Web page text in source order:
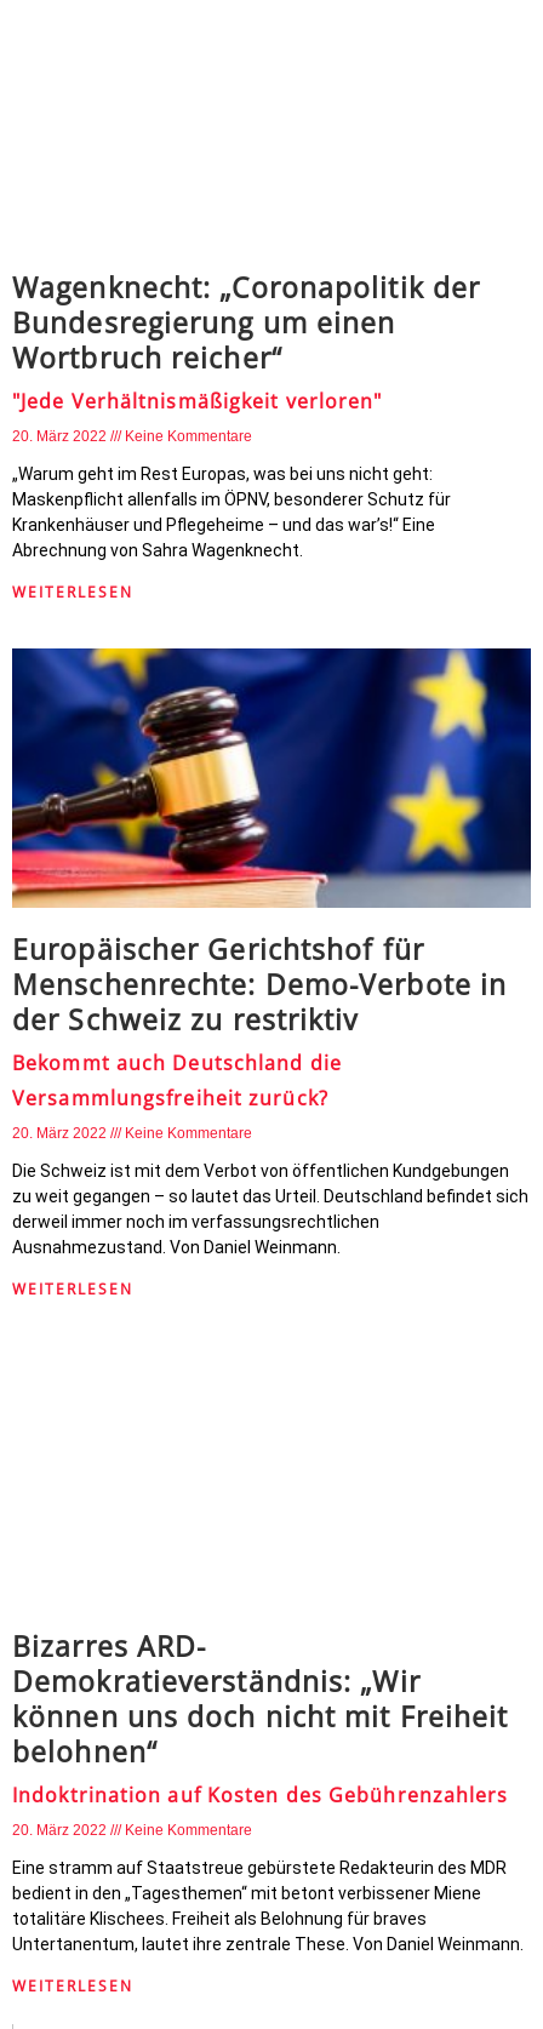
Wagenknecht: „Coronapolitik der
Bundesregierung um einen
Wortbruch reicher“
"Jede Verhältnismäßigkeit verloren"
20. März 2022 Keine Kommentare
„Warum geht im Rest Europas, was bei uns nicht geht:
Maskenpflicht allenfalls im ÖPNV, besonderer Schutz für
Krankenhäuser und Pflegeheime – und das war’s!“ Eine
Abrechnung von Sahra Wagenknecht.
WEITERLESEN
Europäischer Gerichtshof für
Menschenrechte: Demo-Verbote in
der Schweiz zu restriktiv
Bekommt auch Deutschland die
Versammlungsfreiheit zurück?
20. März 2022 Keine Kommentare
Die Schweiz ist mit dem Verbot von öffentlichen Kundgebungen
zu weit gegangen – so lautet das Urteil. Deutschland befindet sich
derweil immer noch im verfassungsrechtlichen
Ausnahmezustand. Von Daniel Weinmann.
WEITERLESEN
Bizarres ARD-
Demokratieverständnis: „Wir
können uns doch nicht mit Freiheit
belohnen“
Indoktrination auf Kosten des Gebührenzahlers
20. März 2022 Keine Kommentare
Eine stramm auf Staatstreue gebürstete Redakteurin des MDR
bedient in den „Tagesthemen“ mit betont verbissener Miene
totalitäre Klischees. Freiheit als Belohnung für braves
Untertanentum, lautet ihre zentrale These. Von Daniel Weinmann.
WEITERLESEN